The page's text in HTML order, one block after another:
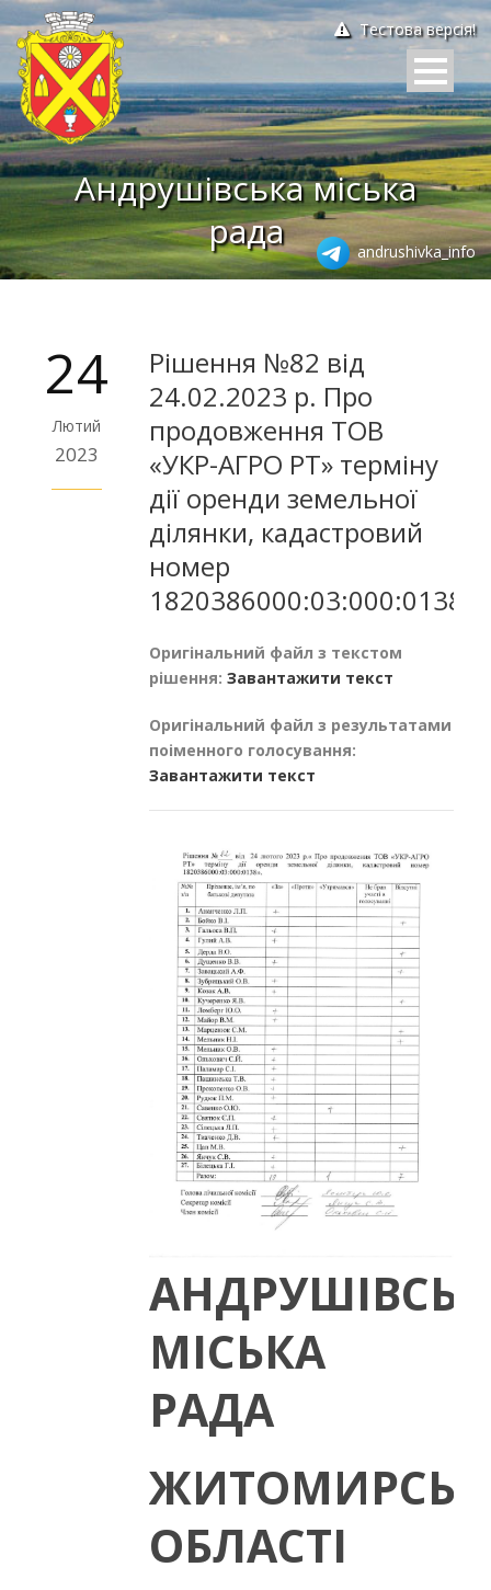
Тестова версія!
Андрушівська міська
рада
andrushivka_info
24
Лютий
2023
Рішення №82 від
24.02.2023 р. Про
продовження ТОВ
«УКР-АГРО РТ» терміну
дії оренди земельної
ділянки, кадастровий
номер
1820386000:03:000:0138
Оригінальний файл з текстом
рішення: Завантажити текст
Оригінальний файл з результатами
поіменного голосування:
Завантажити текст
МІСЬКА
РАДА
ОБЛАСТІ